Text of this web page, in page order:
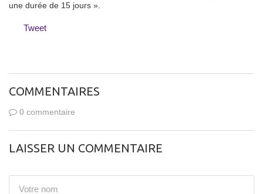
une durée de 15 jours ».
Tweet
COMMENTAIRES
0 commentaire
LAISSER UN COMMENTAIRE